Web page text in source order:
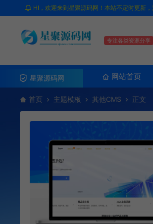
HI，欢迎来到星聚源码网！本站不定时更新，
专注各类资源分享
星聚源码网 网站首页
首页 主题模板 其他CMS 正文